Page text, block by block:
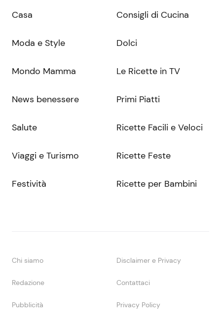
Casa
Moda e Style
Mondo Mamma
News benessere
Salute
Viaggi e Turismo
Festività
Consigli di Cucina
Dolci
Le Ricette in TV
Primi Piatti
Ricette Facili e Veloci
Ricette Feste
Ricette per Bambini
Chi siamo Disclaimer e Privacy
Redazione Contattaci
Pubblicità Privacy Policy